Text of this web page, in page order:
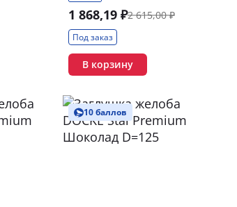
1 868,19 ₽2 615,00 ₽
Под заказ
В корзину
10 баллов